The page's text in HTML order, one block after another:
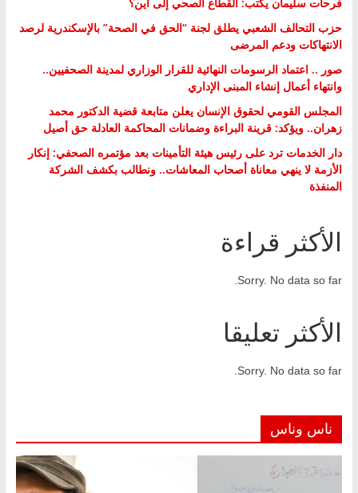
حزب التحالف الشعبي يطلق لجنة “الحق في الصحة” بالإسكندرية لرصد
الانتهاكات ودعم المرضى
صور .. اعتماد الرسومات النهائية للقرار الوزاري لمدينة الصحفيين..
وانتهاء أعمال إنشاء المبنى الإداري
المجلس القومي لحقوق الإنسان يعلن متابعة قضية الدكتور محمد
زهران.. ويؤكد: قرينة البراءة وضمانات المحاكمة العادلة حق أصيل
دار الخدمات ترد على رئيس هيئة التأمينات بعد مؤتمره الصحفي: إنكار
الأزمة لا ينهي معاناة أصحاب المعاشات.. ونطالب بكشف الشركة
المنفذة
الأكثر قراءة
Sorry. No data so far.
الأكثر تعليقا
Sorry. No data so far.
ناس وناس